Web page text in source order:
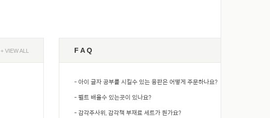
+ VIEW ALL F A Q
- 아이 글자 공부를 시킬수 있는 융판은 어떻게 주문하나요?
- 펠트 배울수 있는곳이 있나요?
- 감각주사위, 감각책 부재료 세트가 뭔가요?